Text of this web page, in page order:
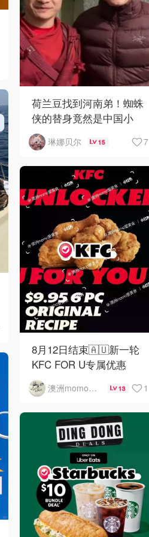
荷兰豆找到河南弟！蜘蛛
侠的替身竟然是中国小
哥？！
琳娜贝尔 15 7
8月12日结束🇦🇺新一轮
KFC FOR U专属优惠
澳洲momo爱吃 13 1